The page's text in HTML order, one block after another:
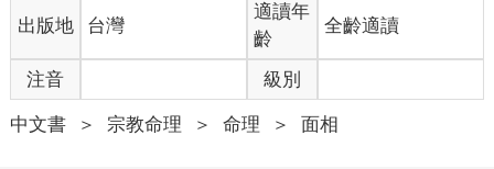
出版地 台灣
適讀年
齡
全齡適讀
注音 級別
中文書 ＞ 宗教命理 ＞ 命理 ＞ 面相